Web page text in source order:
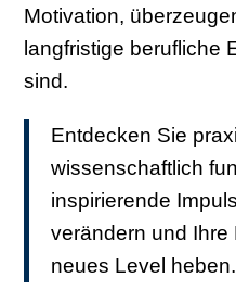
Motivation,
langfristige berufliche
sind.
Entdecken Sie
wissenschaftlich
inspirierende
verändern und Ihre
neues Level heben.